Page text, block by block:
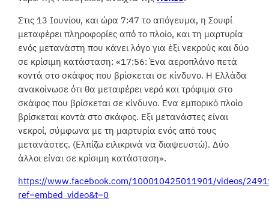
Στις 13 Ιουνίου, και ώρα 7:47 το απόγευμα, η Σουφί
μεταφέρει πληροφορίες από το πλοίο, και τη μαρτυρία
ενός μετανάστη που κάνει λόγο για έξι νεκρούς και δύο
σε κρίσιμη κατάσταση: «17:56: Ένα αεροπλάνο πετά
κοντά στο σκάφος που βρίσκεται σε κίνδυνο. Η Ελλάδα
ανακοίνωσε ότι θα μεταφέρει νερό και τρόφιμα στο
σκάφος που βρίσκεται σε κίνδυνο. Ενα εμπορικό πλοίο
βρίσκεται κοντά στο σκάφος. Εξι μετανάστες είναι
νεκροί, σύμφωνα με τη μαρτυρία ενός από τους
μετανάστες. (Ελπίζω ειλικρινά να διαψευστώ). Δύο
άλλοι είναι σε κρίσιμη κατάσταση».
https://www.facebook.com/100010425011901/videos/
ref=embed_video&t=0